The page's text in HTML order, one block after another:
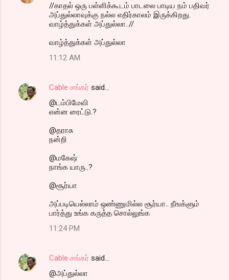
//காதல் ஒரு பள்ளிக்கூடம் பாடலை பாடிய நம் பதிவர்
அப்துல்லாவுக்கு நல்ல எதிர்காலம் இருக்கிறது.
வாழ்த்துக்கள் அப்துல்லா..//
வாழ்த்துக்கள் அப்துல்லா
11:12 AM
Cable சங்கர் said…
@டம்பிமேவி
என்ன ரைட்டு.?
@தராசு
நன்றி
@மகேஷ்
நாங்க யாரு..?
@சூர்யா
அப்படியெல்லாம் ஒண்ணுமில்ல சூர்யா.. நீஙக்ளும்
பார்த்து உங்க கருத்த சொல்லுங்க
11:24 PM
Cable சங்கர் said…
@அப்துல்லா